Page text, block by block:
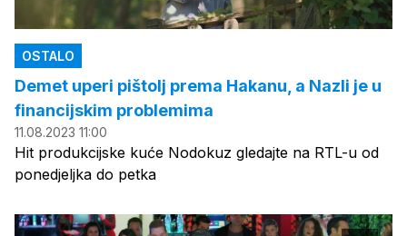
OSTALO
Demet uperi pištolj prema Hakanu, a Nazli je u
financijskim problemima
11.08.2023 11:00
Hit produkcijske kuće Nodokuz gledajte na RTL-u od
ponedjeljka do petka